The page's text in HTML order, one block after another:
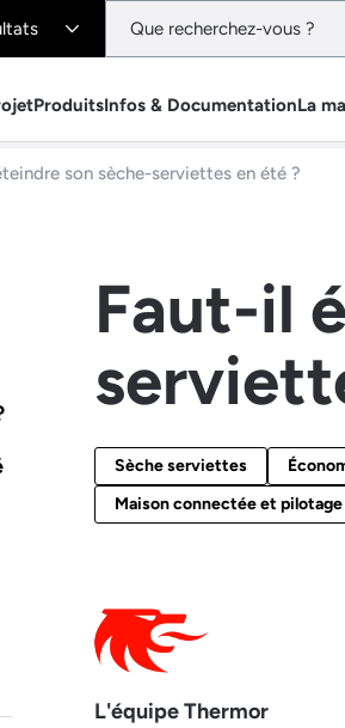
ProduitsInfos & DocumentationLa
son sèche-serviettes en été ?
Faut-il
Sèche serviettes
Maison connectée et
L'équipe Thermor